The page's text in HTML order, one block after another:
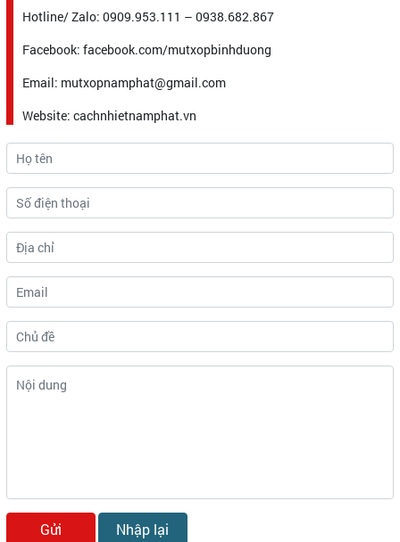
Hotline/ Zalo: 0909.953.111 – 0938.682.867
Facebook: facebook.com/mutxopbinhduong
Email: mutxopnamphat@gmail.com
Website: cachnhietnamphat.vn